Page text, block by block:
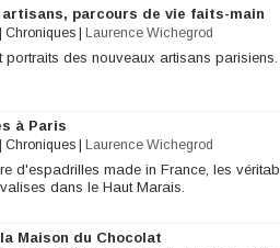
artisans, parcours de vie faits-main
Chroniques Laurence Wichegrod
portraits des nouveaux artisans parisiens.
à Paris
Chroniques Laurence Wichegrod
d'espadrilles made in France, les
dans le Haut Marais.
Maison du Chocolat